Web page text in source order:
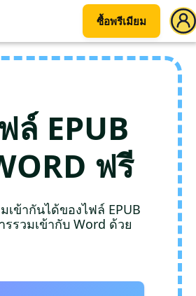
ซื้อพรีเมียม
ล์ EPUB
ฟรี
เข้ากันได้ของไฟล์ EPUB
รวมเข้ากับ Word ด้วย